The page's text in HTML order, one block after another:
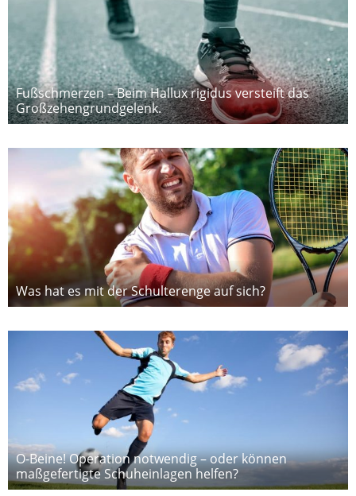
Fußschmerzen – Beim Hallux rigidus versteift das
Großzehengrundgelenk.
Was hat es mit der Schulterenge auf sich?
O-Beine! Operation notwendig – oder können
maßgefertigte Schuheinlagen helfen?